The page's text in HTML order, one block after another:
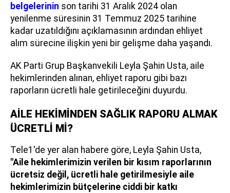
belgelerinin son tarihi 31 Aralık 2024 olan
yenilenme süresinin 31 Temmuz 2025 tarihine
kadar uzatıldığını açıklamasının ardından ehliyet
alım sürecine ilişkin yeni bir gelişme daha yaşandı.
AK Parti Grup Başkanvekili Leyla Şahin Usta, aile
hekimlerinden alınan, ehliyet raporu gibi bazı
raporların ücretli hale getirileceğini duyurdu.
AİLE HEKİMİNDEN SAĞLIK RAPORU ALMAK
ÜCRETLİ Mİ?
Tele1'de yer alan habere göre, Leyla Şahin Usta,
"Aile hekimlerimizin verilen bir kısım raporlarının
ücretsiz değil, ücretli hale getirilmesiyle aile
hekimlerimizin bütçelerine ciddi bir katkı